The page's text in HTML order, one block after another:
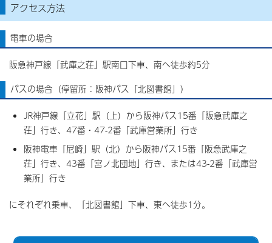
アクセス方法
電車の場合
阪急神戸線「武庫之荘」駅南口下車、南へ徒歩約5分
バスの場合（停留所：阪神バス「北図書館」）
JR神戸線「立花」駅（上）から阪神バス15番「阪急武庫之
荘」行き、47番・47-2番「武庫営業所」行き
阪神電車「尼崎」駅（北）から阪神バス15番「阪急武庫之
荘」行き、43番「宮ノ北団地」行き、または43-2番「武庫営
業所」行き
にそれぞれ乗車、「北図書館」下車、東へ徒歩1分。